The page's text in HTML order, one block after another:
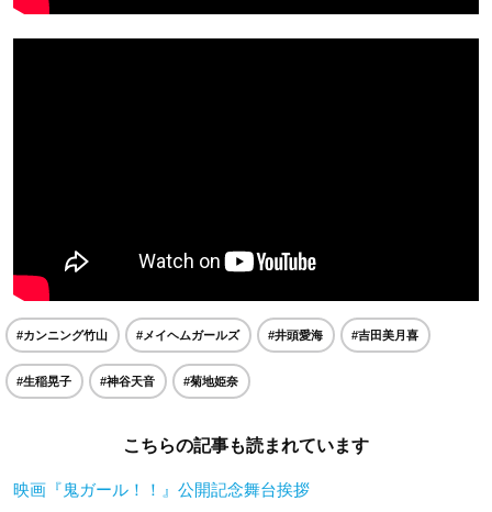
#カンニング竹山 #メイヘムガールズ #井頭愛海 #吉田美月喜
#生稲晃子 #神谷天音 #菊地姫奈
こちらの記事も読まれています
映画『鬼ガール！！』公開記念舞台挨拶